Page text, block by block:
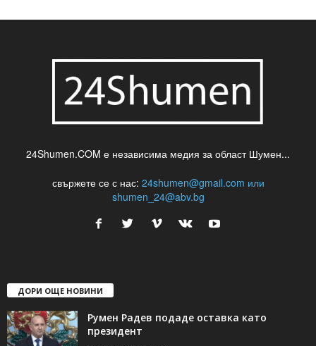
24Shumen.COM е независима медия за област Шумен...
свържете се с нас: 24shumen@gmail.com или
shumen_24@abv.bg
ДОРИ ОЩЕ НОВИНИ
Румен Радев подаде оставка като
президент